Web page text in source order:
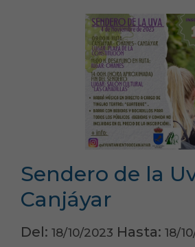
Sendero de la
Canjáyar
Del: 18/10/2023 Hasta: 18/